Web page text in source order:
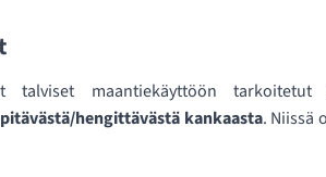
talviset maantiekäyttöön
hengittävästä kankaasta. Niissä